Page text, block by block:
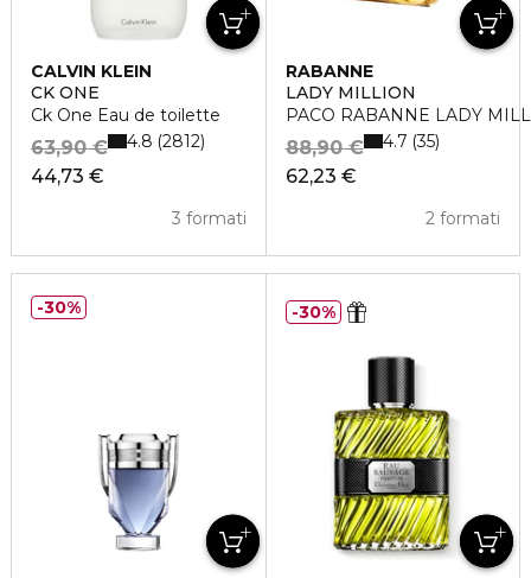
CALVIN KLEIN
CK ONE
Ck One Eau de toilette
44,73 €
63,90 €
3 formati
4.8 2812
RABANNE
LADY MILLION
PACO RABANNE LADY
62,23 €
88,90 €
2 formati
4.7 35
30% 30%